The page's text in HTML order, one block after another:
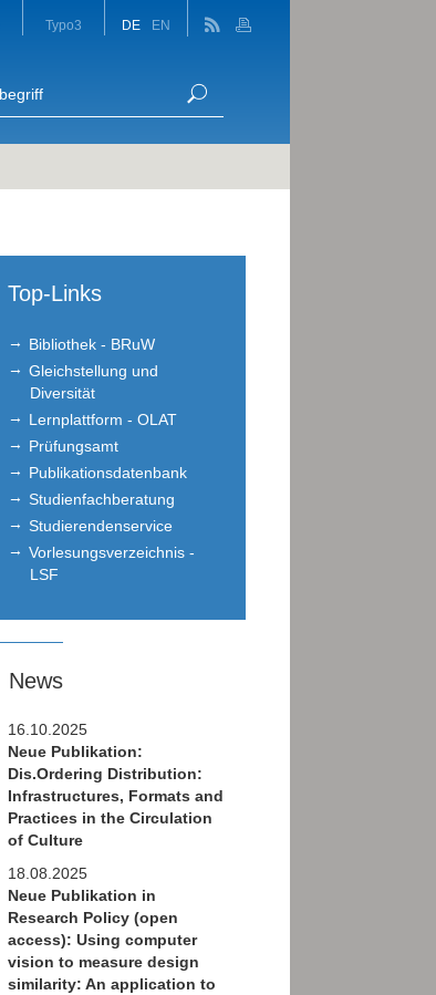
Typo3 DE EN
Top-Links
Bibliothek - BRuW
Gleichstellung und
Diversität
Lernplattform - OLAT
Prüfungsamt
Publikationsdatenbank
Studienfachberatung
Studierendenservice
Vorlesungsverzeichnis -
LSF
News
16.10.2025
Neue Publikation:
Dis.Ordering Distribution:
Infrastructures, Formats and
Practices in the Circulation
of Culture
18.08.2025
Neue Publikation in
Research Policy (open
access): Using computer
vision to measure design
similarity: An application to